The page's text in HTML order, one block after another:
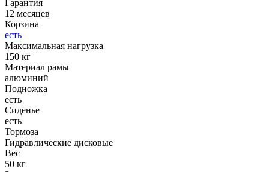
Гарантия
12 месяцев
Корзина
есть
Максимальная нагрузка
150 кг
Материал рамы
алюминий
Подножка
есть
Сиденье
есть
Тормоза
Гидравлические дисковые
Вес
50 кг